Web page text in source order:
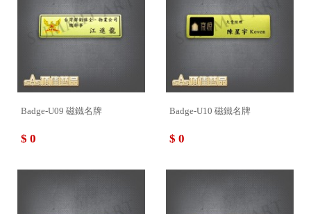
Badge-U09 磁鐵名牌
$ 0
Badge-U10 磁鐵名牌
$ 0